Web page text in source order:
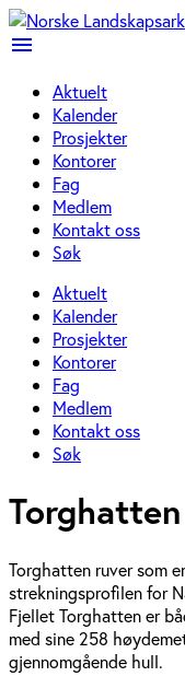
menu
Aktuelt
Kalender
Prosjekter
Kontorer
Fag
Medlem
Kontakt oss
Søk
Aktuelt
Kalender
Prosjekter
Kontorer
Fag
Medlem
Kontakt oss
Søk
Torghatten
Torghatten ruver som
strekningsprofilen for
Fjellet Torghatten er
med sine 258
gjennomgående hull.